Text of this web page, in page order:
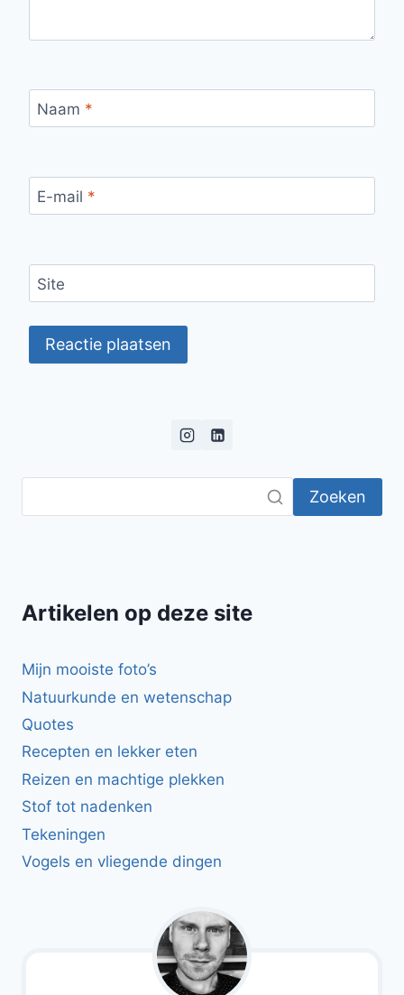
Naam *
E-mail *
Site
Zoeken
Artikelen op deze site
Mijn mooiste foto’s
Natuurkunde en wetenschap
Quotes
Recepten en lekker eten
Reizen en machtige plekken
Stof tot nadenken
Tekeningen
Vogels en vliegende dingen